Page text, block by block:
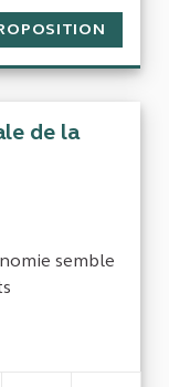
de la
semble
Auvergne Rhône-